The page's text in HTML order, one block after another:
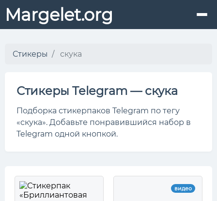
Margelet.org
Стикеры скука
Стикеры Telegram — скука
Подборка стикерпаков Telegram по тегу
«скука». Добавьте понравившийся набор в
Telegram одной кнопкой.
видео